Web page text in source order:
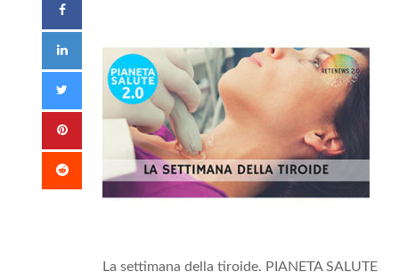
La settimana della tiroide. PIANETA SALUTE